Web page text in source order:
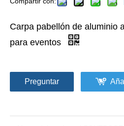
Carpa pabellón de aluminio
para eventos
Preguntar